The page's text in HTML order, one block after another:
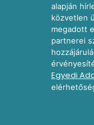
alapján
közvetlen
megadott
partnerei
Egyedi